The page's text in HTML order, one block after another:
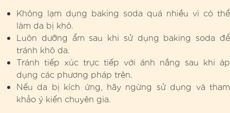
Không lạm dụng baking soda quá nhiều vì có thể
làm da bị khô.
Luôn dưỡng ẩm sau khi sử dụng baking soda để
tránh khô da.
Tránh tiếp xúc trực tiếp với ánh nắng sau khi áp
dụng các phương pháp trên.
Nếu da bị kích ứng, hãy ngừng sử dụng và tham
khảo ý kiến chuyên gia.